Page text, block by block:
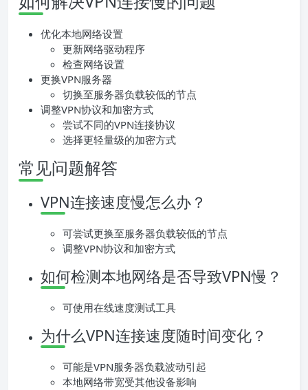
优化本地网络设置
更新网络驱动程序
检查网络设置
更换VPN服务器
切换至服务器负载较低的节点
调整VPN协议和加密方式
尝试不同的VPN连接协议
选择更轻量级的加密方式
常见问题解答
VPN连接速度慢怎么办？
可尝试更换至服务器负载较低的节点
调整VPN协议和加密方式
如何检测本地网络是否导致VPN慢？
可使用在线速度测试工具
为什么VPN连接速度随时间变化？
可能是VPN服务器负载波动引起
本地网络带宽受其他设备影响